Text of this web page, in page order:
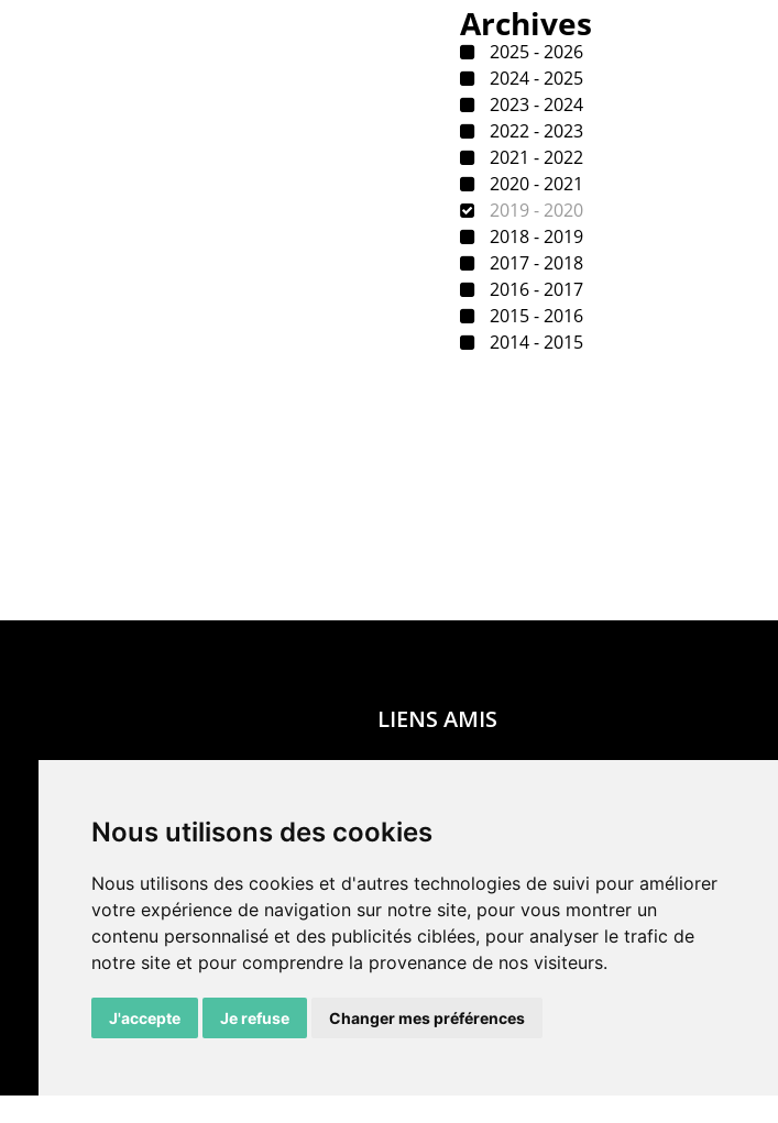
Nous utilisons des cookies
Nous utilisons des cookies et d'autres technologies de suivi pour améliorer
votre expérience de navigation sur notre site, pour vous montrer un
contenu personnalisé et des publicités ciblées, pour analyser le trafic de
notre site et pour comprendre la provenance de nos visiteurs.
J'accepte Je refuse Changer mes préférences
Archives
2025 - 2026
2024 - 2025
2023 - 2024
2022 - 2023
2021 - 2022
2020 - 2021
2019 - 2020
2018 - 2019
2017 - 2018
2016 - 2017
2015 - 2016
2014 - 2015
LIENS AMIS